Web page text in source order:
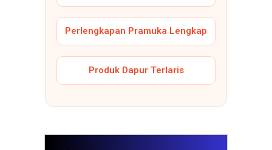
Perlengkapan Pramuka Lengkap
Produk Dapur Terlaris